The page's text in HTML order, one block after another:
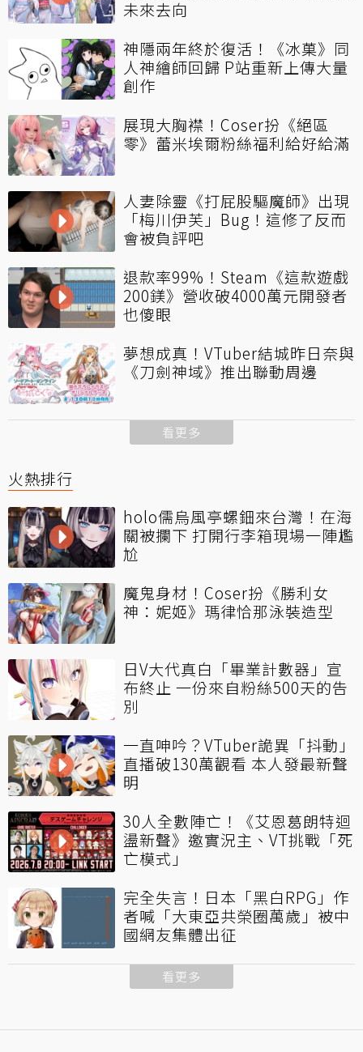
未來去向
神隱兩年終於復活！《冰菓》同
人神繪師回歸 P站重新上傳大量
創作
展現大胸襟！Coser扮《絕區
零》蕾米埃爾粉絲福利給好給滿
人妻除靈《打屁股驅魔師》出現
「梅川伊芙」Bug！這修了反而
會被負評吧
退款率99%！Steam《這款遊戲
200鎂》營收破4000萬元開發者
也傻眼
夢想成真！VTuber結城昨日奈與
《刀劍神域》推出聯動周邊
看更多
火熱排行
holo儒烏風亭螺鈿來台灣！在海
關被攔下 打開行李箱現場一陣尷
尬
魔鬼身材！Coser扮《勝利女
神：妮姬》瑪律恰那泳裝造型
日V大代真白「畢業計數器」宣
布終止 一份來自粉絲500天的告
別
一直呻吟？VTuber詭異「抖動」
直播破130萬觀看 本人發最新聲
明
30人全數陣亡！《艾恩葛朗特迴
盪新聲》邀實況主、VT挑戰「死
亡模式」
完全失言！日本「黑白RPG」作
者喊「大東亞共榮圈萬歲」被中
國網友集體出征
看更多